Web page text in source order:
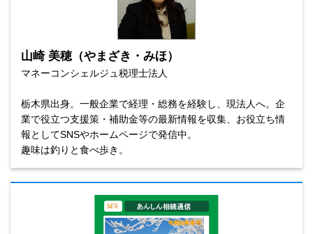
山崎 美穂（やまざき・みほ）
マネーコンシェルジュ税理士法人
栃木県出身。一般企業で経理・総務を経験し、現法人へ。企
業で役立つ支援策・補助金等の最新情報を収集、お役立ち情
報としてSNSやホームページで発信中。
趣味は釣りと食べ歩き。